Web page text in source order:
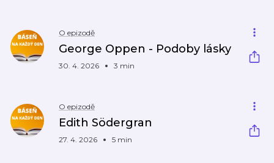
O epizodě
George Oppen - Podoby lásky
30. 4. 2026 3 min
O epizodě
Edith Södergran
27. 4. 2026 5 min